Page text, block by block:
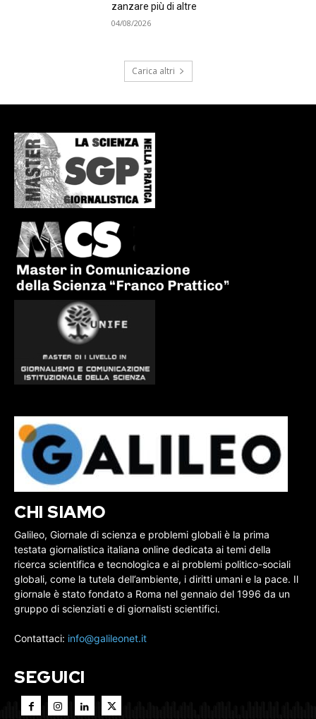
zanzare più di altre
04/08/2026
Carica altri
CHI SIAMO
Galileo, Giornale di scienza e problemi globali è la prima
testata giornalistica italiana online dedicata ai temi della
ricerca scientifica e tecnologica e ai problemi politico-sociali
globali, come la tutela dell’ambiente, i diritti umani e la pace. Il
giornale è stato fondato a Roma nel gennaio del 1996 da un
gruppo di scienziati e di giornalisti scientifici.
Contattaci: info@galileonet.it
SEGUICI